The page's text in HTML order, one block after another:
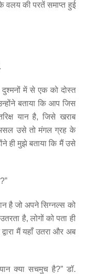
वलय की परतें समाप्त हुई
दुश्मनों में से एक को दोस्त
बताया कि आप जिस
यान है, जिसे खराब
उसे तो मंगल ग्रह के
ही मुझे बताया कि मैं उसे
है जो अपने सिग्नल्स को
है, लोगों को पता ही
मैं यहाँ उतरा और अब
क्या सचमुच है?” डॉ.